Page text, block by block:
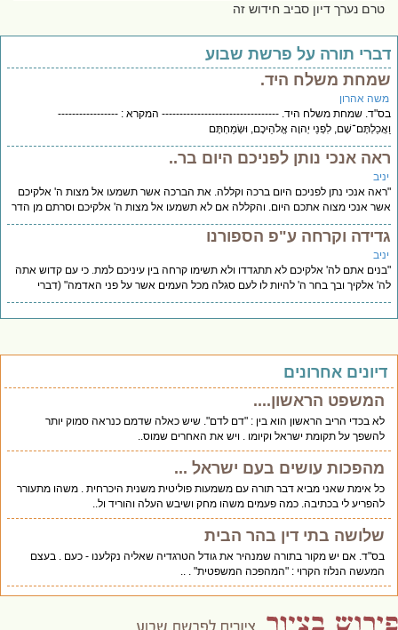
טרם נערך דיון סביב חידוש זה
תורה על פרשת שבוע
משלח היד.
אהרון
שמחת משלח היד. --------------------------------- המקרא : -----------------
לִפְנֵי יְהוָה אֱלֹהֵיכֶם, וּשְׂמַחְתֶּם
אנכי נותן לפניכם היום בר..
אנכי נתן לפניכם היום ברכה וקללה. את הברכה אשר תשמעו אל מצות ה' אלקיכם
אנכי מצוה אתכם היום. והקללה אם לא תשמעו אל מצות ה' אלקיכם וסרתם מן הדר
וקרחה ע"פ הספורנו
אתם לה' אלקיכם לא תתגדדו ולא תשימו קרחה בין עיניכם למת. כי עם קדוש אתה
אלקיך ובך בחר ה' להיות לו לעם סגלה מכל העמים אשר על פני האדמה" (דברי
אחרונים
המשפט הראשון....
לא בכדי הריב הראשון הוא בין : "דם לדם". שיש כאלה שדמם כנראה סמוק יותר
להשפך על תקומת ישראל וקיומו . ויש את האחרים שמוס..
מהפכות עושים בעם ישראל ...
כל אימת שאני מביא דבר תורה עם משמעות פוליטית משנית היכרחית . משהו מתעורר
להפריע לי בכתיבה. כמה פעמים משהו מחק ושיבש העלה והוריד ול..
שלושה בתי דין בהר הבית
בס"ד. אם יש מקור בתורה שמנהיר את גודל הטרגדיה שאליה נקלענו - כעם . בעצם
המעשה הנלוז הקרוי : "המהפכה המשפטית" . ..